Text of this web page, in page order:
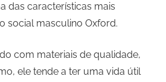
das características mais
social masculino Oxford.
com materiais de qualidade,
ele tende a ter uma vida útil